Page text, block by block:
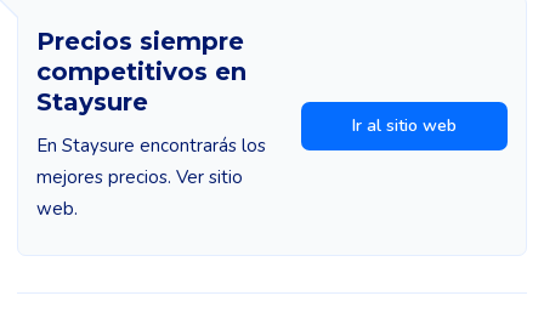
Precios siempre
competitivos en
Staysure
En Staysure encontrarás los
mejores precios. Ver sitio
web.
Ir al sitio web